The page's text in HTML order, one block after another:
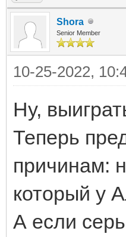
Shora
Senior Member
10-25-2022,
Ну,
Теперь
причинам:
который у
А если